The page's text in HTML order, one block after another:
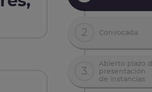
2 Convocada
3
Abierto plazo
presentación
de instancias